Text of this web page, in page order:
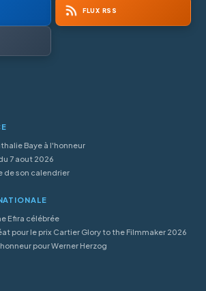
FLUX RSS
Baye à l'honneur
7 aout 2026
de son calendrier
Efira célébrée
pour le prix Cartier Glory to the Filmmaker 2026
pour Werner Herzog